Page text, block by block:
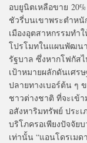
อบยูนิตเหลือขาย
ชัวรี่บนเขาพระตำหนั
เมืองอุตสาหกรรมทำ
โปรโมทในแผนพัฒนา
รัฐบาล ซึ่งหากโฟกัส
เป้าหมายผลักดันเศร
ปลายทางเบอร์ต้น ๆ
ชาวต่างชาติ ที่จะเข้
อสังหาริมทรัพย์ ประ
บริโภครอเพียงปัจจัย
เท่านั้น “แอนโดรเมด